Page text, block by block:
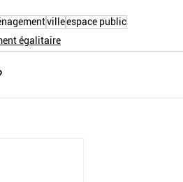
villeespace public
égalitaire